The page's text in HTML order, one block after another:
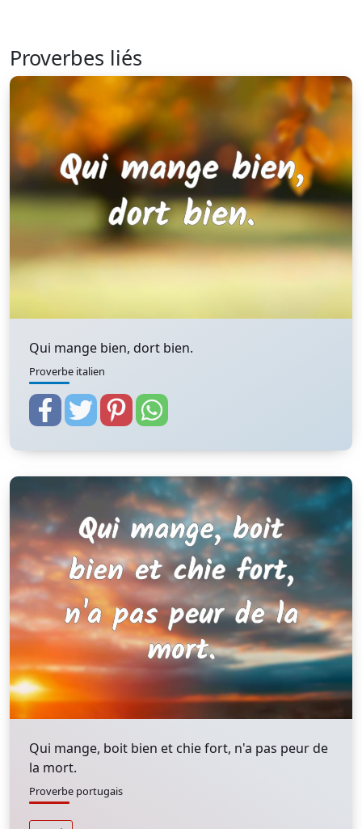
Proverbes liés
Qui mange bien, dort bien.
Proverbe italien
Qui mange, boit bien et chie fort, n'a pas peur de
la mort.
Proverbe portugais